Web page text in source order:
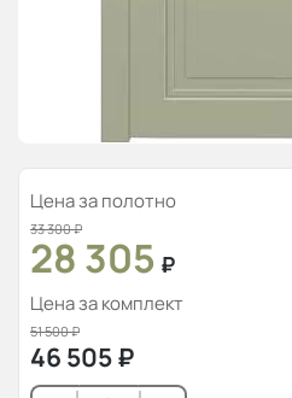
Цена за полотно
33 300₽
28 305 ₽
Цена за комплект
51 500₽
46 505₽